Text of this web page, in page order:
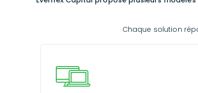
Chaque solution